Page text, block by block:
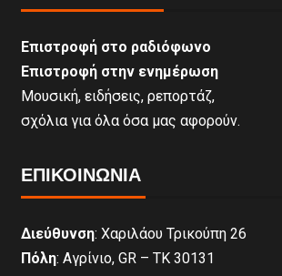
Επιστροφή στο ραδιόφωνο
Επιστροφή στην ενημέρωση
Μουσική, ειδήσεις, ρεπορτάζ,
σχόλια για όλα όσα μας αφορούν.
ΕΠΙΚΟΙΝΩΝΊΑ
Διεύθυνση: Χαριλάου Τρικούπη 26
Πόλη: Αγρίνιο, GR – ΤΚ 30131